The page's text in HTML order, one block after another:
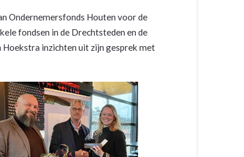
Ondernemersfonds Houten voor de
fondsen in de Drechtsteden en de
inzichten uit zijn gesprek met